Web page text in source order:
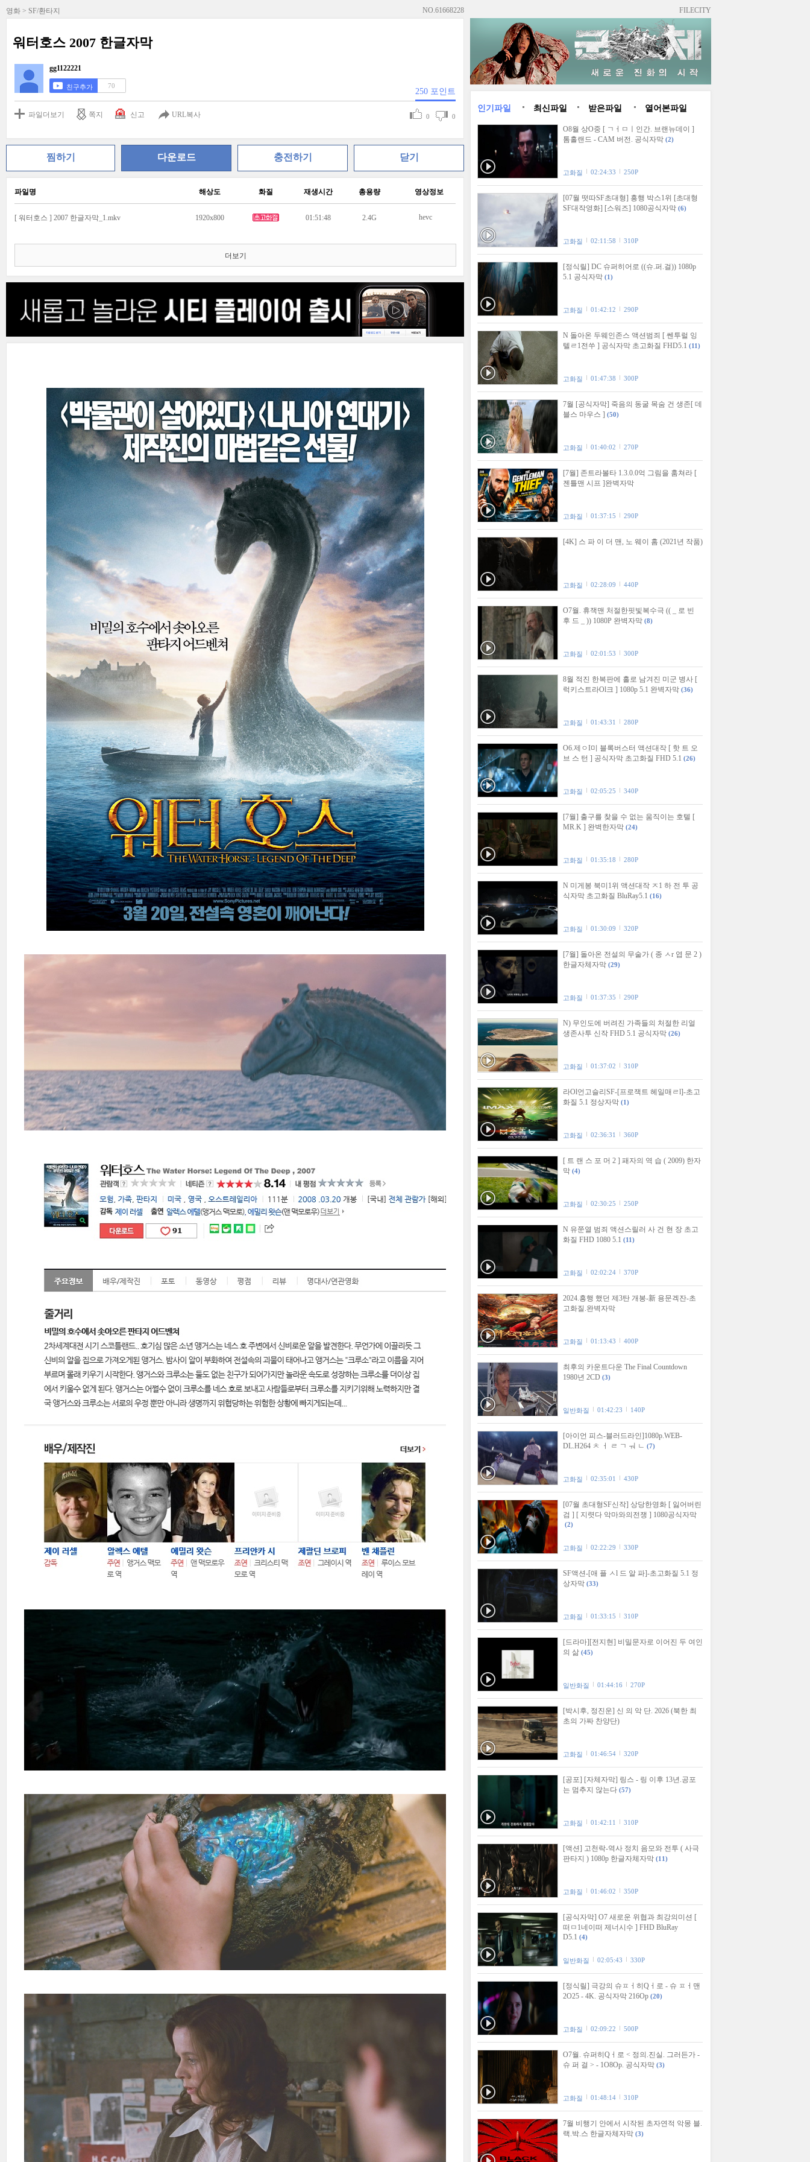
영화 > SF/환타지 NO.61668228
워터호스 2007 한글자막
gg1122221
친구추가 70
250 포인트
파일더보기 쪽지 신고 URL복사 0 0
찜하기 다운로드 충전하기 닫기
파일명 해상도 화질 재생시간 총용량 영상정보
[ 워터호스 ] 2007 한글자막_1.mkv 1920x800 01:51:48 2.4G hevc
더보기
FILECITY
인기파일 최신파일 받은파일 열어본파일
O8월 상O중 [ ㄱㅓㅁㅣ인간. 브랜뉴데이 ]
톰홀랜드 - CAM 버전. 공식자막 (2)
고화질 02:24:33 250P
[07월 떳따SF초대형] 흥행 박스1위 [초대형
SF대작영화] [스워즈] 1080공식자막 (6)
고화질 02:11:58 310P
[정식릴] DC 슈퍼히어로 ((슈.퍼.걸)) 1080p
5.1 공식자막 (1)
고화질 01:42:12 290P
N 돌아온 두웨인존스 액션범죄 [ 쎈투럴 잉
텔ㄹ1전쑤 ] 공식자막 초고화질 FHD5.1 (11)
고화질 01:47:38 300P
7월 [공식자막] 죽음의 동굴 목숨 건 생존[ 데
블스 마우스 ] (50)
고화질 01:40:02 270P
[7월] 존트라볼타 1.3.0.0억 그림을 훔쳐라 [
젠틀맨 시프 ]완벽자막
고화질 01:37:15 290P
[4K] 스 파 이 더 맨, 노 웨이 홈 (2021년 작품)
고화질 02:28:09 440P
O7월. 휴잭맨 처절한핏빛복수극 (( _ 로 빈
후 드 _ )) 1080P 완벽자막 (8)
고화질 02:01:53 300P
8월 적진 한복판에 홀로 남겨진 미군 병사 [
럭키스트라Ol크 ] 1080p 5.1 완벽자막 (36)
고화질 01:43:31 280P
O6.제ㅇI미 블록버스터 액션대작 [ 핫 트 오
브 스 턴 ] 공식자막 초고화질 FHD 5.1 (26)
고화질 02:05:25 340P
[7월] 출구를 찾을 수 없는 움직이는 호텔 [
MR.K ] 완벽한자막 (24)
고화질 01:35:18 280P
N 미게봉 북미1위 액션대작 ㅈ1 하 전 투 공
식자막 초고화질 BluRay5.1 (16)
고화질 01:30:09 320P
[7월] 돌아온 전설의 무술가 ( 종 ㅅr 엽 문 2 )
한글자체자막 (29)
고화질 01:37:35 290P
N) 무인도에 버려진 가족들의 처절한 리얼
생존사투 신작 FHD 5.1 공식자막 (26)
고화질 01:37:02 310P
라Ol언고슬리SF-[프로잭트 헤일매ㄹl]-초고
화질 5.1 정상자막 (1)
고화질 02:36:31 360P
[ 트 랜 스 포 머 2 ] 패자의 역 습 ( 2009) 한자
막 (4)
고화질 02:30:25 250P
N 유쭌열 범죄 액션스릴러 사 건 현 장 초고
화질 FHD 1080 5.1 (11)
고화질 02:02:24 370P
2024.흥행 했던 제3탄 개봉-新 용문겍잔-초
고화질.완벽자막
고화질 01:13:43 400P
최후의 카운트다운 The Final Countdown
1980년 2CD (3)
일반화질 01:42:23 140P
[아이언 피스-블러드라인]1080p.WEB-
DL.H264 ㅊ ㅓ ㄹ ㄱ ㅝ ㄴ (7)
고화질 02:35:01 430P
[07월 초대형SF신작] 상당한영화 [ 잃어버린
검 ] [ 지렷다 악마와의전쟁 ] 1080공식자막
(2)
고화질 02:22:29 330P
SF액션-[애 플 ㅅl 드 알 파]-초고화질 5.1 정
상자막 (33)
고화질 01:33:15 310P
[드라마][전지현] 비밀문자로 이어진 두 여인
의 삶 (45)
일반화질 01:44:16 270P
[박시후, 정진운] 신 의 악 단. 2026 (북한 최
초의 가짜 찬양단)
고화질 01:46:54 320P
[공포] [자체자막] 링스 - 링 이후 13년.공포
는 멈추지 않는다 (57)
고화질 01:42:11 310P
[액션] 고천락-역사 정치 음모와 전투 ( 사극
판타지 ) 1080p 한글자체자막 (11)
고화질 01:46:02 350P
[공식자막] O7 새로운 위협과 최강의미션 [
떠ㅁ1네이떠 제너시수 ] FHD BluRay
D5.1 (4)
일반화질 02:05:43 330P
[정식릴] 극강의 슈ㅍㅓ히Qㅓ로 - 슈 ㅍㅓ맨
2O25 - 4K. 공식자막 216Op (20)
고화질 02:09:22 500P
O7월. 슈퍼히Qㅓ로 < 정의.진실. 그러든가 -
슈 퍼 걸 > - 1O8Op. 공식자막 (3)
고화질 01:48:14 310P
7월 비행기 안에서 시작된 초자연적 악몽 블.
랙.박.스 한글자체자막 (3)